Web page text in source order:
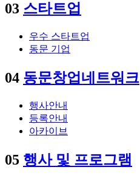
03 스타트업
우수 스타트업
동문 기업
04 동문창업네트워크
행사안내
등록안내
아카이브
05 행사 및 프로그램